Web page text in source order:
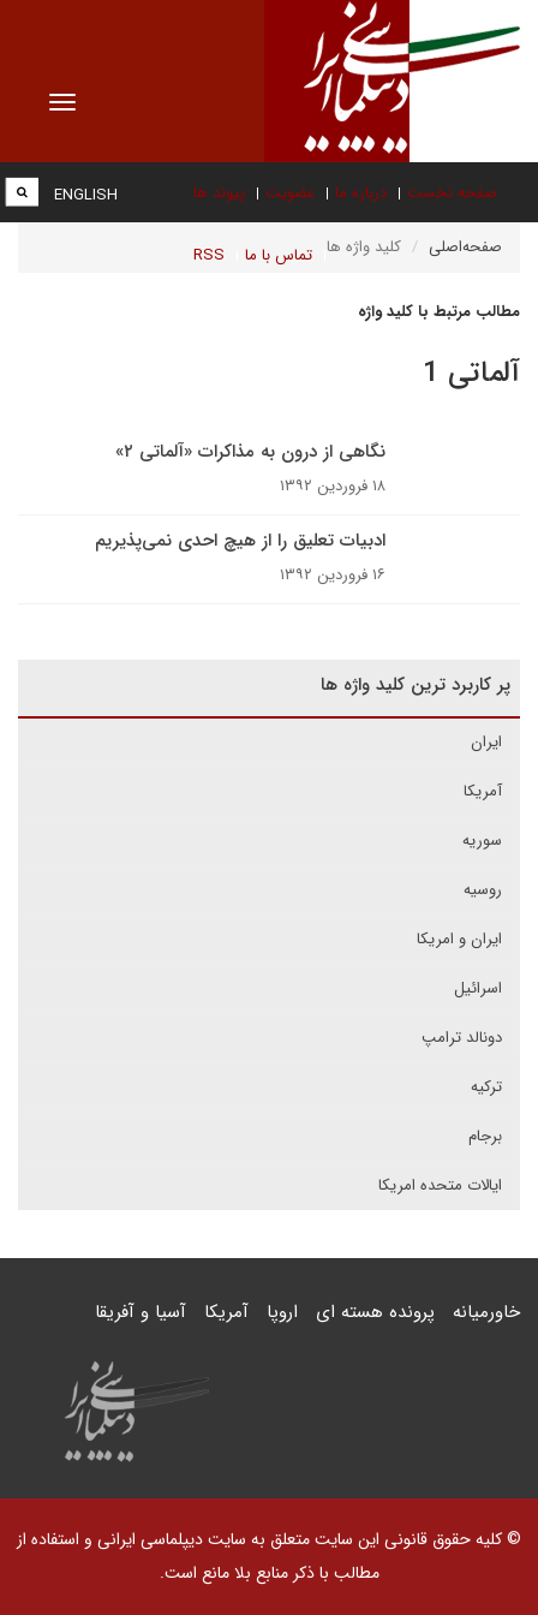
Toggle
صفحه نخست درباره ما عضویت پیوند ها
تماس با ما RSS
ENGLISH
صفحه‌اصلی کلید واژه ها
مطالب مرتبط با کلید واژه
آلماتی 1
نگاهی از درون به مذاکرات «آلماتی ۲»
۱۸ فروردین ۱۳۹۲
ادبیات تعلیق را از هیچ احدی نمی‌پذیریم
۱۶ فروردین ۱۳۹۲
پر کاربرد ترین کلید واژه ها
ایران
آمریکا
سوریه
روسیه
ایران و امریکا
اسرائیل
دونالد ترامپ
ترکیه
برجام
ایالات متحده امریکا
خاورمیانه پرونده هسته ای اروپا آمریکا آسیا و آفریقا
© کلیه حقوق قانونی این سایت متعلق به سایت دیپلماسی ایرانی و استفاده از
مطالب با ذکر منابع بلا مانع است.